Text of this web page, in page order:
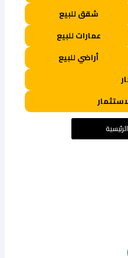
شقق للبيع
عمارات للبيع
أراضي للبيع
الرئيسية